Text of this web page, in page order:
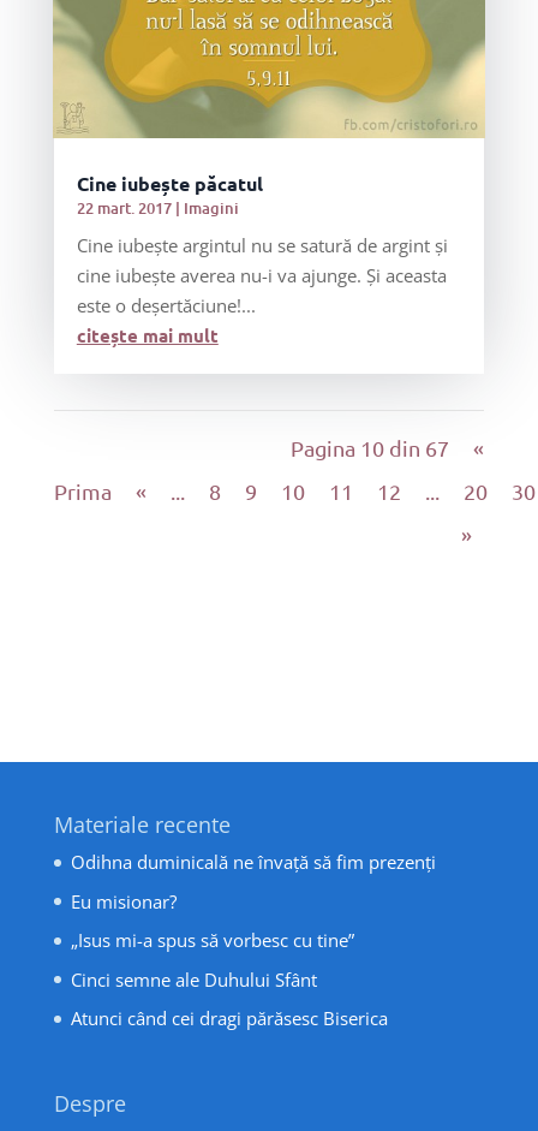
Cine iubește păcatul
22 mart. 2017| Imagini
Cine iubește argintul nu se satură de argint și
cine iubește averea nu-i va ajunge. Și aceasta
este o deșertăciune!...
citește mai mult
Pagina 10 din 67
«
Prima
« 8 9 10 11 12 20
30
»
Materiale recente
Odihna duminicală ne învață să fim prezenți
Eu misionar?
„Isus mi-a spus să vorbesc cu tine”
Cinci semne ale Duhului Sfânt
Atunci când cei dragi părăsesc Biserica
Despre